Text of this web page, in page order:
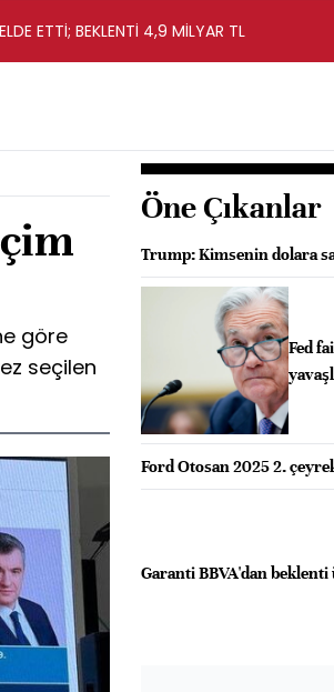
ETTİ; BEKLENTİ 4,9 MİLYAR TL
göre
seçilen
Öne Çıkanlar
Trump: Kimsenin dolara
Fed
Ford Otosan 2025 2.
Garanti BBVA'dan